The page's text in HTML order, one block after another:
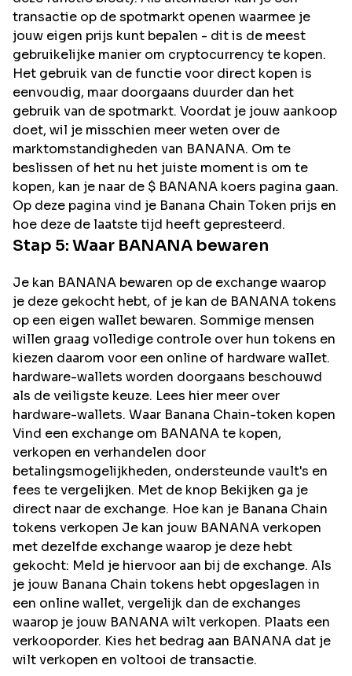
transactie op de spotmarkt openen waarmee je
jouw eigen prijs kunt bepalen - dit is de meest
gebruikelijke manier om cryptocurrency te kopen.
Het gebruik van de functie voor direct kopen is
eenvoudig, maar doorgaans duurder dan het
gebruik van de spotmarkt. Voordat je jouw aankoop
doet, wil je misschien meer weten over de
marktomstandigheden van BANANA. Om te
beslissen of het nu het juiste moment is om te
kopen, kan je naar de $ BANANA koers pagina gaan.
Op deze pagina vind je Banana Chain Token prijs en
hoe deze de laatste tijd heeft gepresteerd.
Stap 5: Waar BANANA bewaren
Je kan BANANA bewaren op de exchange waarop
je deze gekocht hebt, of je kan de BANANA tokens
op een eigen wallet bewaren. Sommige mensen
willen graag volledige controle over hun tokens en
kiezen daarom voor een online of hardware wallet.
hardware-wallets worden doorgaans beschouwd
als de veiligste keuze. Lees hier meer over
hardware-wallets. Waar Banana Chain-token kopen
Vind een exchange om BANANA te kopen,
verkopen en verhandelen door
betalingsmogelijkheden, ondersteunde vault's en
fees te vergelijken. Met de knop Bekijken ga je
direct naar de exchange. Hoe kan je Banana Chain
tokens verkopen Je kan jouw BANANA verkopen
met dezelfde exchange waarop je deze hebt
gekocht: Meld je hiervoor aan bij de exchange. Als
je jouw Banana Chain tokens hebt opgeslagen in
een online wallet, vergelijk dan de exchanges
waarop je jouw BANANA wilt verkopen. Plaats een
verkooporder. Kies het bedrag aan BANANA dat je
wilt verkopen en voltooi de transactie.